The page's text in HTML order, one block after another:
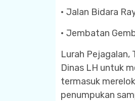
• Jalan Bidara
• Jembatan
Lurah Pejagalan,
Dinas LH untuk
termasuk
penumpukan